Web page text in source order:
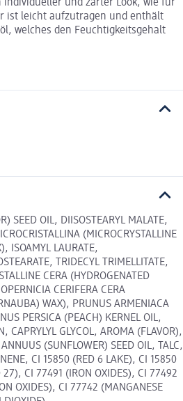
und zarter Look, wie für
ist leicht aufzutragen und enthält
welches den Feuchtigkeitsgehalt
SEED OIL, DIISOSTEARYL MALATE,
(MICROCRYSTALLINE
ISOAMYL LAURATE,
TRIDECYL TRIMELLITATE,
CERA (HYDROGENATED
CERIFERA CERA
WAX), PRUNUS ARMENIACA
PERSICA (PEACH) KERNEL OIL,
CAPRYLYL GLYCOL, AROMA (FLAVOR),
(SUNFLOWER) SEED OIL, TALC,
CI 15850 (RED 6 LAKE), CI 15850
27), CI 77491 (IRON OXIDES), CI 77492
OXIDES), CI 77742 (MANGANESE